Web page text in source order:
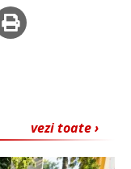
vezi toate ›